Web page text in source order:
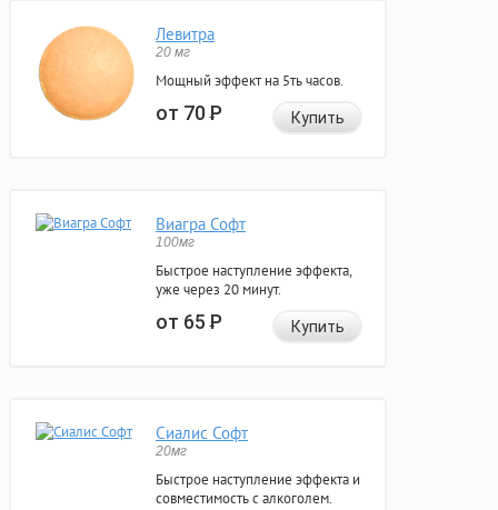
Левитра
20 мг
Мощный эффект на 5ть часов.
от 70Р Купить
Виагра Софт
100мг
Быстрое наступление эффекта,
уже через 20 минут.
от 65Р Купить
Сиалис Софт
20мг
Быстрое наступление эффекта и
совместимость с алкоголем.